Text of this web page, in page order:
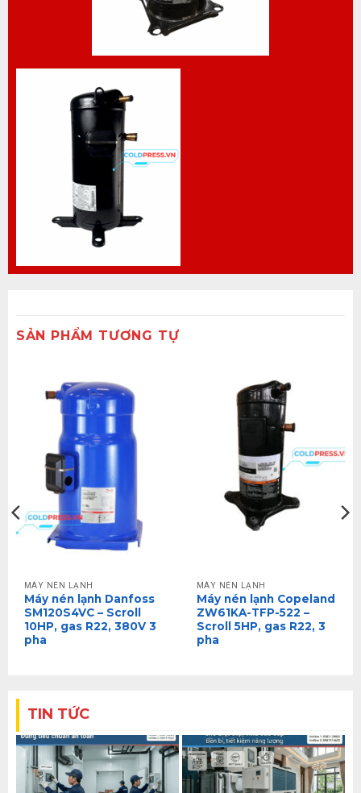
SẢN PHẨM TƯƠNG TỰ
MÁY NÉN LẠNH
Máy nén lạnh Danfoss
SM120S4VC – Scroll
10HP, gas R22, 380V 3
pha
MÁY NÉN LẠNH
Máy nén lạnh Copeland
ZW61KA-TFP-522 –
Scroll 5HP, gas R22, 3
pha
TIN TỨC